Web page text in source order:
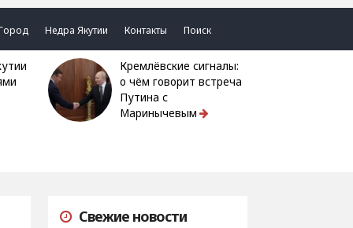
Недра Якутии Контакты Поиск
Кремлёвские сигналы:
о чём говорит встреча
Путина с
Маринычевым
Свежие новости